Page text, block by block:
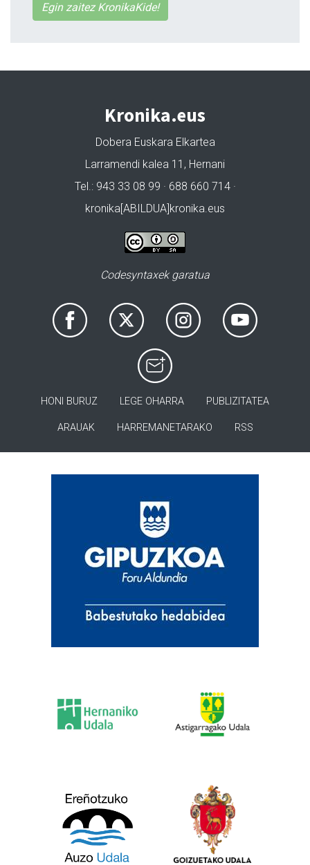
Egin zaitez KronikaKide!
Kronika.eus
Dobera Euskara Elkartea
Larramendi kalea 11, Hernani
Tel.: 943 33 08 99 · 688 660 714 ·
kronika[ABILDUA]kronika.eus
Codesyntaxek garatua
HONI BURUZ LEGE OHARRA PUBLIZITATEA
ARAUAK HARREMANETARAKO RSS